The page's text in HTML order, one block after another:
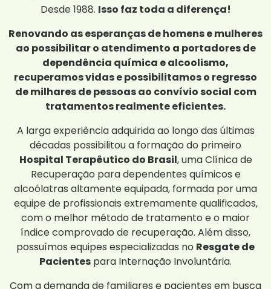
Desde 1988. Isso faz toda a diferença!
Renovando as esperanças de homens e mulheres
ao possibilitar o atendimento a portadores de
dependência química e alcoolismo,
recuperamos vidas e possibilitamos o regresso
de milhares de pessoas ao convívio social com
tratamentos realmente eficientes.
A larga experiência adquirida ao longo das últimas
décadas possibilitou a formação do primeiro
Hospital Terapêutico do Brasil, uma Clínica de
Recuperação para dependentes químicos e
alcoólatras altamente equipada, formada por uma
equipe de profissionais extremamente qualificados,
com o melhor método de tratamento e o maior
índice comprovado de recuperação. Além disso,
possuímos equipes especializadas no Resgate de
Pacientes para Internação Involuntária.
Com a demanda de familiares e pacientes em busca